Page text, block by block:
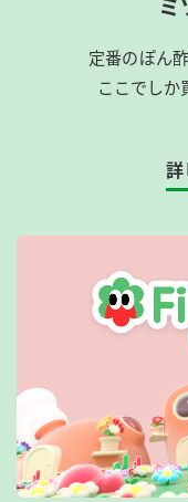
定番のぽん
ここでしか
詳